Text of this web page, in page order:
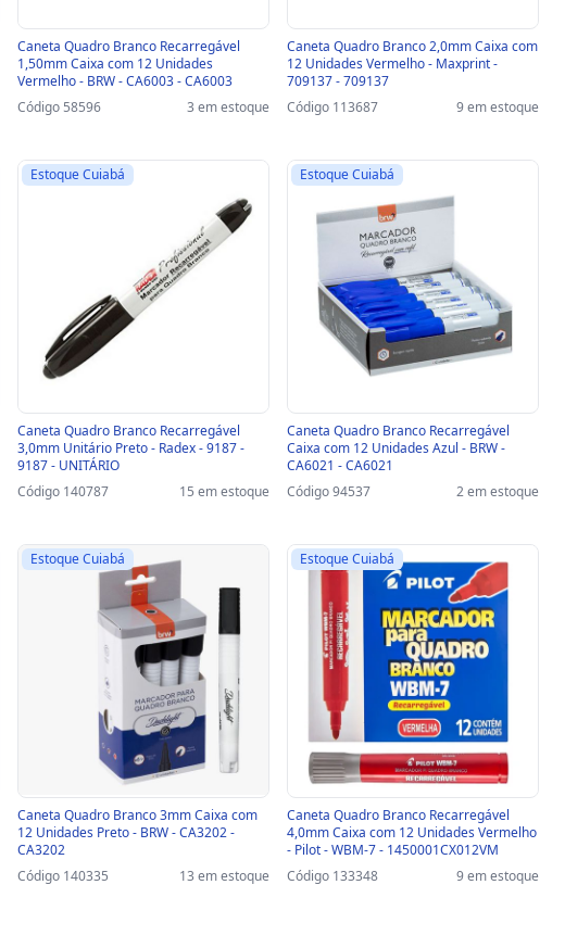
Caneta Quadro Branco Recarregável
1,50mm Caixa com 12 Unidades
Vermelho - BRW - CA6003 - CA6003
Código 58596
3 em estoque
Caneta Quadro Branco 2,0mm Caixa com
12 Unidades Vermelho - Maxprint -
709137 - 709137
Código 113687
9 em estoque
Estoque Cuiabá
Caneta Quadro Branco Recarregável
3,0mm Unitário Preto - Radex - 9187 -
9187 - UNITÁRIO
Código 140787
15 em estoque
Estoque Cuiabá
Caneta Quadro Branco Recarregável
Caixa com 12 Unidades Azul - BRW -
CA6021 - CA6021
Código 94537
2 em estoque
Estoque Cuiabá
Caneta Quadro Branco 3mm Caixa com
12 Unidades Preto - BRW - CA3202 -
CA3202
Código 140335
13 em estoque
Estoque Cuiabá
Caneta Quadro Branco Recarregável
4,0mm Caixa com 12 Unidades Vermelho
- Pilot - WBM-7 - 1450001CX012VM
Código 133348
9 em estoque